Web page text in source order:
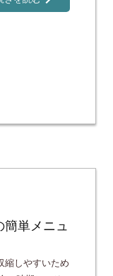
簡単メニュ
縮しやすいため